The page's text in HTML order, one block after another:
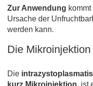
Zur Anwendung
Ursache der
werden kann.
Die Mikroinjektion
Die